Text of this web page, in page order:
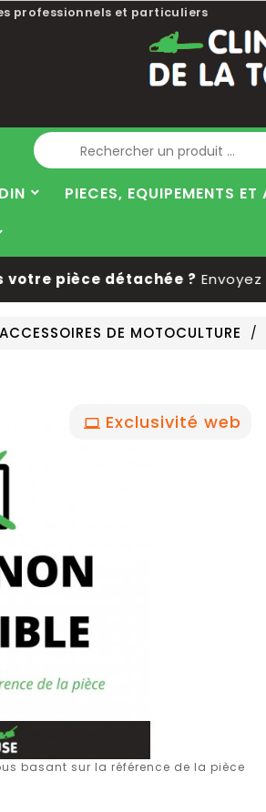
professionnels et particuliers
PIECES, EQUIPEMENTS
pièce détachée ?Envoyez
DE MOTOCULTURE
Exclusivité web
basant sur la référence de la pièce